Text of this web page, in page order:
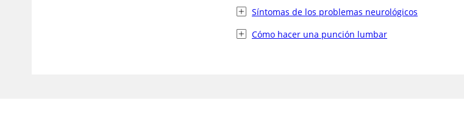
Síntomas de los problemas neurológicos
Cómo hacer una punción lumbar